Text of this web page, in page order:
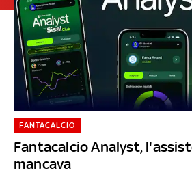
Fantacalcio Analyst,
mancava
FANTACALCIO